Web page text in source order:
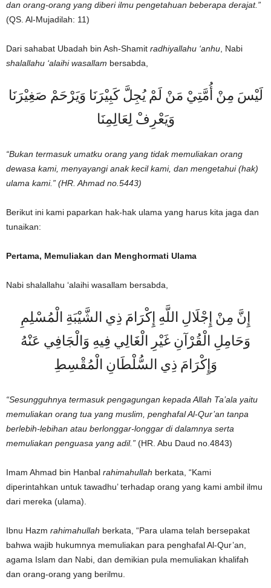
dan orang-orang yang diberi ilmu pengetahuan beberapa derajat.”
(QS. Al-Mujadilah: 11)
Dari sahabat Ubadah bin Ash-Shamit radhiyallahu ‘anhu , Nabi
shalallahu ‘alaihi wasallam bersabda,
لَيْسَ مِنْ أُمَّتِيْ مَنْ لَمْ يُجِلَّ كَبِيْرَنَا وَيَرْحَمْ صَغِيْرَنَا
وَيَعْرِفْ لِعَالِمِنَا
“Bukan termasuk umatku orang yang tidak memuliakan orang
dewasa kami, menyayangi anak kecil kami, dan mengetahui (hak)
ulama kami.” (HR. Ahmad no.5443)
Berikut ini kami paparkan hak-hak ulama yang harus kita jaga dan
tunaikan:
Pertama, Memuliakan dan Menghormati Ulama
Nabi shalallahu ‘alaihi wasallam bersabda,
إِنَّ مِنْ إِجْلَالِ اللَّهِ إِكْرَامَ ذِي الشَّيْبَةِ الْمُسْلِمِ
وَحَامِلِ الْقُرْآنِ غَيْرِ الْغَالِي فِيهِ وَالْجَافِي عَنْهُ
وَإِكْرَامَ ذِي السُّلْطَانِ الْمُقْسِطِ
“Sesungguhnya termasuk pengagungan kepada Allah Ta’ala yaitu
memuliakan orang tua yang muslim, penghafal Al-Qur’an tanpa
berlebih-lebihan atau berlonggar-longgar di dalamnya serta
memuliakan penguasa yang adil.” (HR. Abu Daud no.4843)
Imam Ahmad bin Hanbal rahimahullah berkata, “Kami
diperintahkan untuk tawadhu’ terhadap orang yang kami ambil ilmu
dari mereka (ulama).
Ibnu Hazm rahimahullah berkata, “Para ulama telah bersepakat
bahwa wajib hukumnya memuliakan para penghafal Al-Qur’an,
agama Islam dan Nabi, dan demikian pula memuliakan khalifah
dan orang-orang yang berilmu.